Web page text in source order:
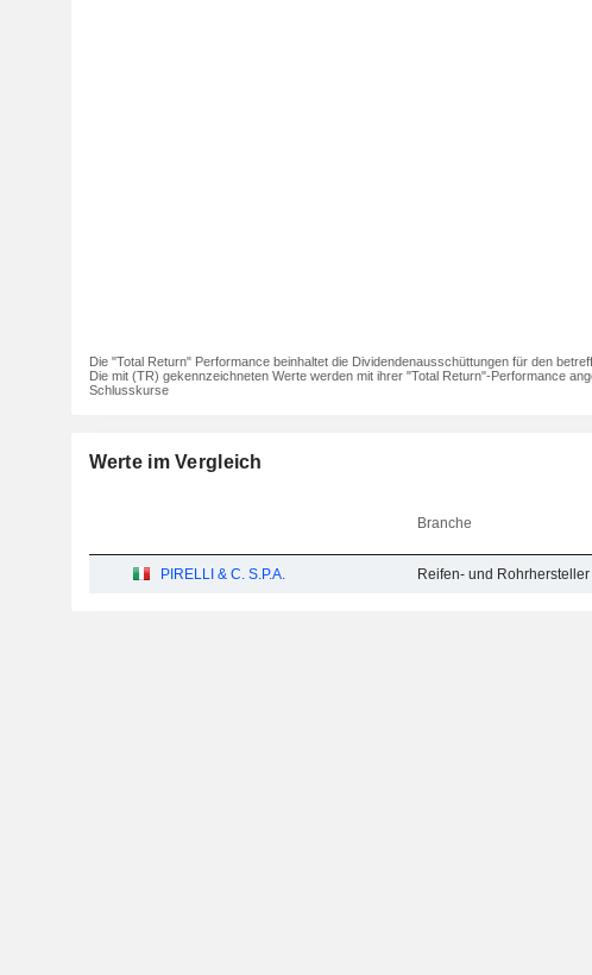
Die "Total Return" Performance beinhaltet die Dividendenausschüttungen für den
Die mit (TR) gekennzeichneten Werte werden mit ihrer "Total Return"-Performance
Schlusskurse
Werte im Vergleich
Branche
PIRELLI & C. S.P.A. Reifen- und Rohrhersteller